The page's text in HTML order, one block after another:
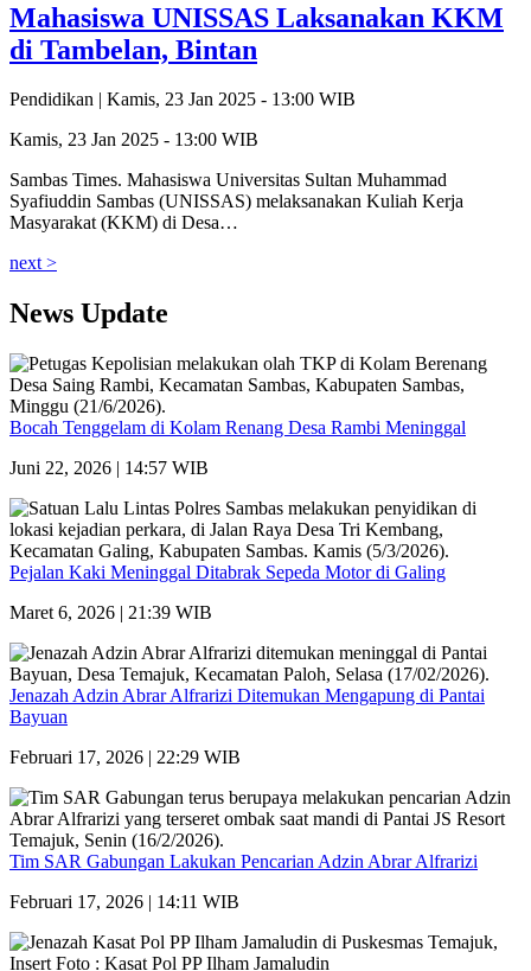
Mahasiswa UNISSAS Laksanakan KKM
di Tambelan, Bintan
Pendidikan | Kamis, 23 Jan 2025 - 13:00 WIB
Kamis, 23 Jan 2025 - 13:00 WIB
Sambas Times. Mahasiswa Universitas Sultan Muhammad
Syafiuddin Sambas (UNISSAS) melaksanakan Kuliah Kerja
Masyarakat (KKM) di Desa…
next >
News Update
Bocah Tenggelam di Kolam Renang Desa Rambi Meninggal
Juni 22, 2026 | 14:57 WIB
Pejalan Kaki Meninggal Ditabrak Sepeda Motor di Galing
Maret 6, 2026 | 21:39 WIB
Jenazah Adzin Abrar Alfrarizi Ditemukan Mengapung di Pantai
Bayuan
Februari 17, 2026 | 22:29 WIB
Tim SAR Gabungan Lakukan Pencarian Adzin Abrar Alfrarizi
Februari 17, 2026 | 14:11 WIB